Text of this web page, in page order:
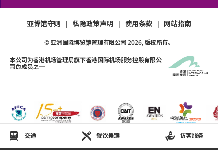
交通 餐饮美馔 访客服务
亚博馆守则 | 私隐政策声明 | 使用条款 | 网站指南
© 亚洲国际博览馆管理有限公司 2026, 版权所有。
本公司为香港机场管理局旗下香港国际机场服务控股有限公
司的成员之一